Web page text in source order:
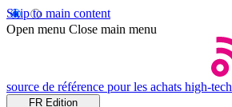
Skip to main content
Open menu Close main menu
source de référence pour les achats high-tech
FR Edition